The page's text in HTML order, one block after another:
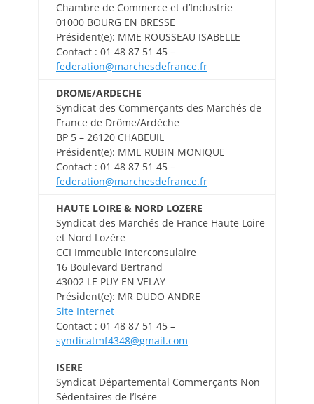
Chambre de Commerce et d’Industrie
01000 BOURG EN BRESSE
Président(e): MME ROUSSEAU ISABELLE
Contact : 01 48 87 51 45 –
federation@marchesdefrance.fr
DROME/ARDECHE
Syndicat des Commerçants des Marchés de
France de Drôme/Ardèche
BP 5 – 26120 CHABEUIL
Président(e): MME RUBIN MONIQUE
Contact : 01 48 87 51 45 –
federation@marchesdefrance.fr
HAUTE LOIRE & NORD LOZERE
Syndicat des Marchés de France Haute Loire
et Nord Lozère
CCI Immeuble Interconsulaire
16 Boulevard Bertrand
43002 LE PUY EN VELAY
Président(e): MR DUDO ANDRE
Site Internet
Contact : 01 48 87 51 45 –
syndicatmf4348@gmail.com
ISERE
Syndicat Départemental Commerçants Non
Sédentaires de l’Isère